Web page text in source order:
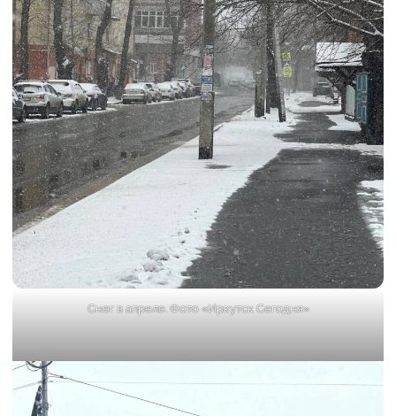
Снег в апреле. Фото «Иркутск Сегодня»